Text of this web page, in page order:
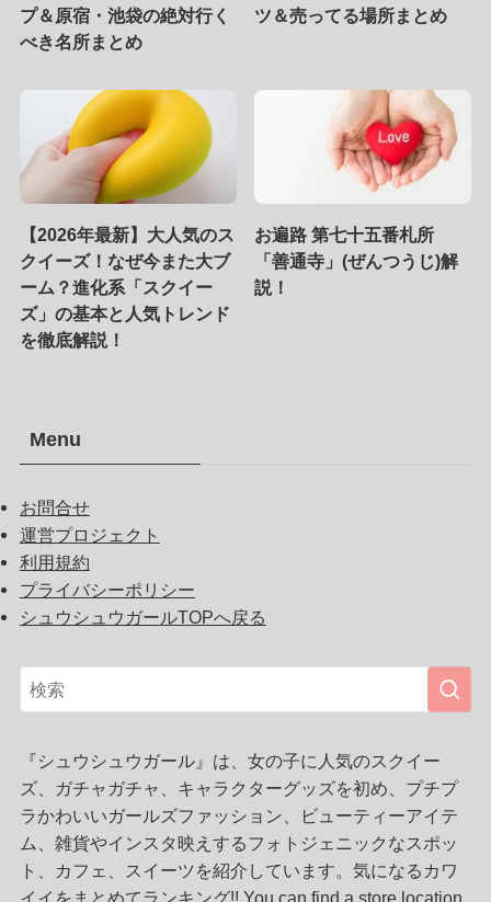
プ＆原宿・池袋の絶対行く
べき名所まとめ
ツ＆売ってる場所まとめ
【2026年最新】大人気のス
クイーズ！なぜ今また大ブ
ーム？進化系「スクイー
ズ」の基本と人気トレンド
を徹底解説！
お遍路 第七十五番札所
「善通寺」(ぜんつうじ)解
説！
Menu
お問合せ
運営プロジェクト
利用規約
プライバシーポリシー
シュウシュウガールTOPへ戻る
『シュウシュウガール』は、女の子に人気のスクイー
ズ、ガチャガチャ、キャラクターグッズを初め、プチプ
ラかわいいガールズファッション、ビューティーアイテ
ム、雑貨やインスタ映えするフォトジェニックなスポッ
ト、カフェ、スイーツを紹介しています。気になるカワ
イイをまとめてランキング!! You can find a store location